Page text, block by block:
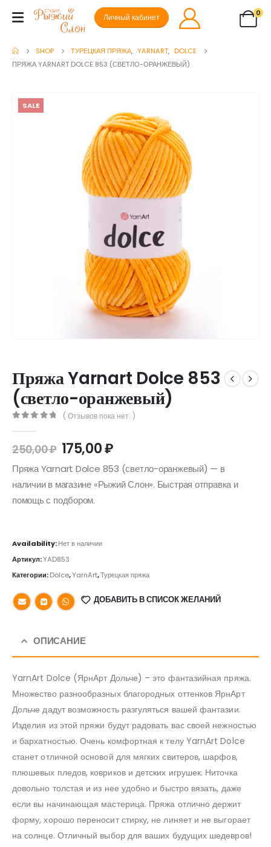
Личный кабинет
0
SHOP ТУРЕЦКАЯ ПРЯЖА, YARNART, DOLCE
ПРЯЖА YARNART DOLCE 853 (СВЕТЛО-ОРАНЖЕВЫЙ)
SALE
Пряжа Yarnart Dolce 853
(светло-оранжевый)
( Отзывов пока нет. )
250,00₽ 175,00₽
Пряжа Yarnart Dolce 853 (светло-оранжевый) — в
наличии в магазине «Рыжий Слон». Быстрая отправка и
помощь с подбором.
Availability:Нет в наличии
Артикул:YAD853
Категории:Dolce,YarnArt,Турецкая пряжа
ДОБАВИТЬ В СПИСОК ЖЕЛАНИЙ
ОПИСАНИЕ
YarnArt Dolce (ЯрнАрт Дольче) – это фантазийная пряжа.
Множество разнообразных благородных оттенков ЯрнАрт
Дольче дадут возможность разгуляться вашей фантазии.
Изделия из этой пряжи будут радовать вас своей нежностью
и бархатностью. Очень комфортная к телу YarnArt Dolce
станет отличной основой для мягких свитеров, шарфов,
плюшевых пледов, ковриков и детских игрушек. Ниточка
довольно толстая и из нее удобно и быстро вязать, даже
если вы начинающая мастерица. Пряжа отлично держит
форму, хорошо переносит стирку, не линяет и не выгорает
на солнце. Отличный выбор для ваших будущих шедевров!